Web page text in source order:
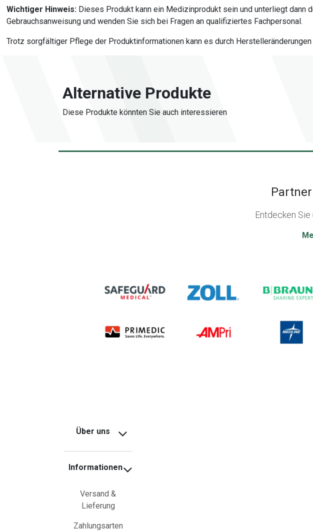
Wichtiger Hinweis: Dieses Produkt kann ein Medizinprodukt sein und unterliegt dann
Gebrauchsanweisung und wenden Sie sich bei Fragen an qualifiziertes Fachpersonal.
Trotz sorgfältiger Pflege der Produktinformationen kann es durch
Alternative Produkte
Diese Produkte könnten Sie auch interessieren
Entdecken
Über uns
Informationen
Versand &
Lieferung
Zahlungsarten